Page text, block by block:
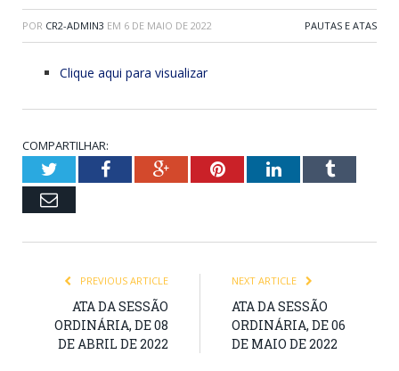
POR CR2-ADMIN3 EM 6 DE MAIO DE 2022 PAUTAS E ATAS
Clique aqui para visualizar
COMPARTILHAR:
TwitterFacebookGoogle+PinterestLinkedInTumblr
Email
PREVIOUS ARTICLE
ATA DA SESSÃO
ORDINÁRIA, DE 08
DE ABRIL DE 2022
NEXT ARTICLE
ATA DA SESSÃO
ORDINÁRIA, DE 06
DE MAIO DE 2022